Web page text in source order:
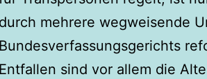
durch mehrere wegweisende
Bundesverfassungsgerichts
Entfallen sind vor allem die